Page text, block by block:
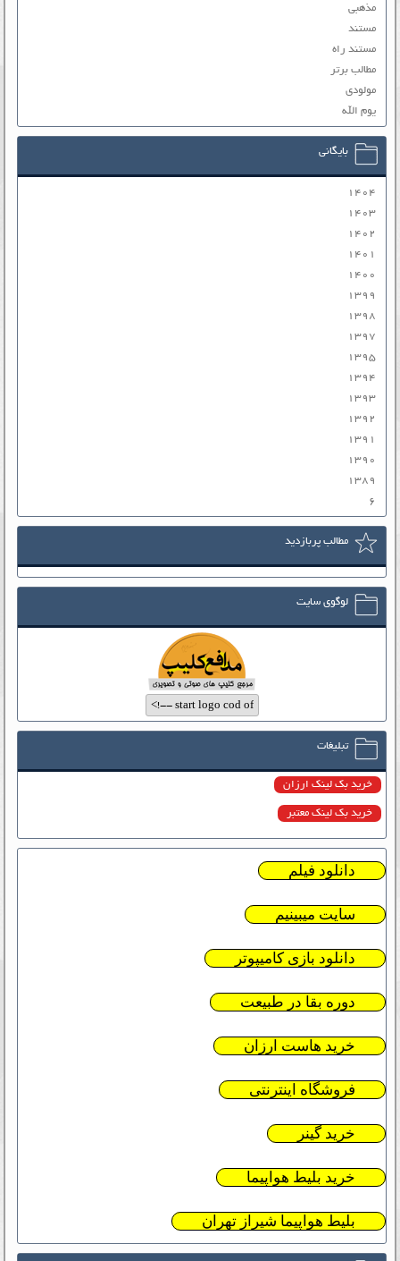
مذهبی
مستند
مستند راه
مطالب برتر
مولودی
یوم الله
بایگانی
۱۴۰۴
۱۴۰۳
۱۴۰۲
۱۴۰۱
۱۴۰۰
۱۳۹۹
۱۳۹۸
۱۳۹۷
۱۳۹۵
۱۳۹۴
۱۳۹۳
۱۳۹۲
۱۳۹۱
۱۳۹۰
۱۳۸۹
۶
مطالب پربازدید
لوگوی سایت
تبلیغات
خرید بک لینک ارزان
خرید بک لینک معتبر
دانلود فیلم
سایت میبینیم
دانلود بازی کامیپوتر
دوره بقا در طبیعت
خرید هاست ارزان
فروشگاه اینترنتی
خرید گینر
خرید بلیط هواپیما
بلیط هواپیما شیراز تهران